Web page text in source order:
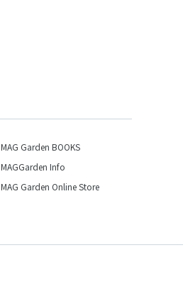
MAG Garden BOOKS
MAGGarden Info
MAG Garden Online Store